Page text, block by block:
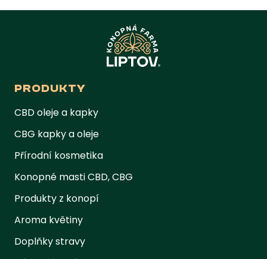
PRODUKTY
CBD oleje a kapky
CBG kapky a oleje
Přírodní kosmetika
Konopné masti CBD, CBG
Produkty z konopí
Aroma květiny
Doplňky stravy